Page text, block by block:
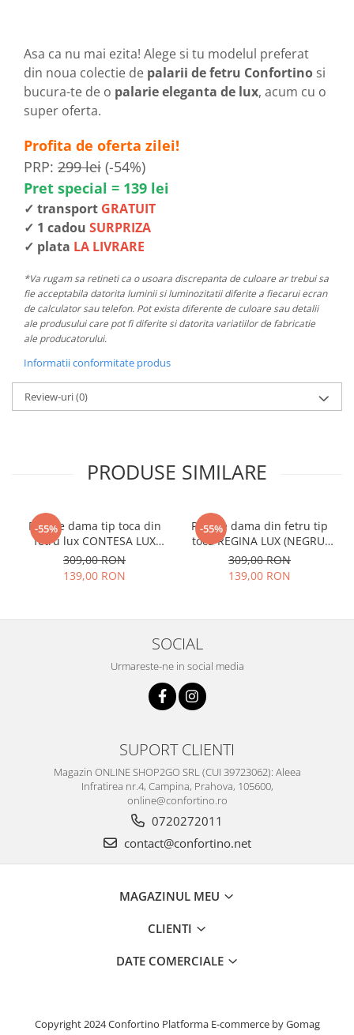
Asa ca nu mai ezita! Alege si tu modelul preferat
din noua colectie de palarii de fetru Confortino si
bucura-te de o palarie eleganta de lux, acum cu o
super oferta.
Profita de oferta zilei!
PRP: 299 lei (-54%)
Pret special = 139 lei
✓ transport GRATUIT
✓ 1 cadou SURPRIZA
✓ plata LA LIVRARE
*Va rugam sa retineti ca o usoara discrepanta de culoare ar trebui sa
fie acceptabila datorita luminii si luminozitatii diferite a fiecarui ecran
de calculator sau telefon. Pot exista diferente de culoare sau detalii
ale produsului care pot fi diferite si datorita variatiilor de fabricatie
ale producatorului.
Informatii conformitate produs
Review-uri(0)
PRODUSE SIMILARE
-55%
Palarie dama tip toca din
fetru lux CONTESA LUX
(GRENA) - marime unica,
reglabila
309,00 RON
139,00 RON
-55%
Palarie dama din fetru tip
toca REGINA LUX (NEGRU,
14 culori) - marime unica,
reglabila
309,00 RON
139,00 RON
SOCIAL
Urmareste-ne in social media
SUPORT CLIENTI
Magazin ONLINE SHOP2GO SRL (CUI 39723062): Aleea
Infratirea nr.4, Campina, Prahova, 105600,
online@confortino.ro
0720272011
contact@confortino.net
MAGAZINUL MEU
CLIENTI
DATE COMERCIALE
Copyright 2024 Confortino Platforma E-commerce by Gomag